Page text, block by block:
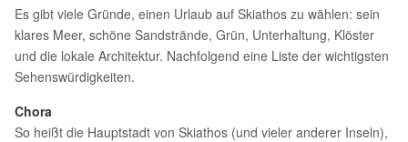
Es gibt viele Gründe, einen Urlaub auf Skiathos zu wählen: sein
klares Meer, schöne Sandstrände, Grün, Unterhaltung, Klöster
und die lokale Architektur. Nachfolgend eine Liste der wichtigsten
Sehenswürdigkeiten.
Chora
So heißt die Hauptstadt von Skiathos (und vieler anderer Inseln),